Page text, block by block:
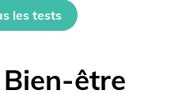
les tests
être